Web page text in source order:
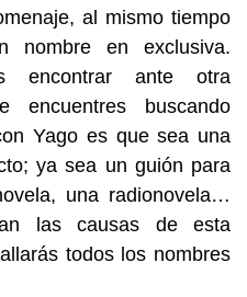
al mismo tiempo
en exclusiva.
encontrar ante otra
encuentres buscando
Yago es que sea una
ya sea un guión para
una radionovela…
las causas de esta
todos los nombres